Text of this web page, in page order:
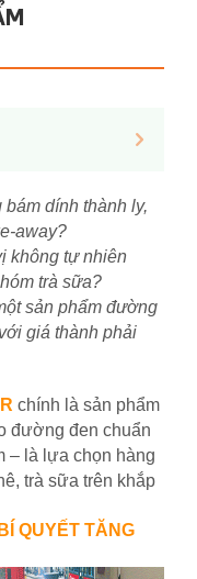
dính thành ly,
away?
không tự nhiên
trà sữa?
sản phẩm đường
giá thành phải
chính là sản phẩm
đường đen chuẩn
– là lựa chọn hàng
trà sữa trên khắp
QUYẾT TĂNG